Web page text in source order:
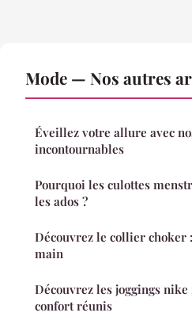
Mode — Nos autres
Éveillez votre allure avec
incontournables
Pourquoi les culottes
les ados ?
Découvrez le collier choker
main
Découvrez les joggings
confort réunis